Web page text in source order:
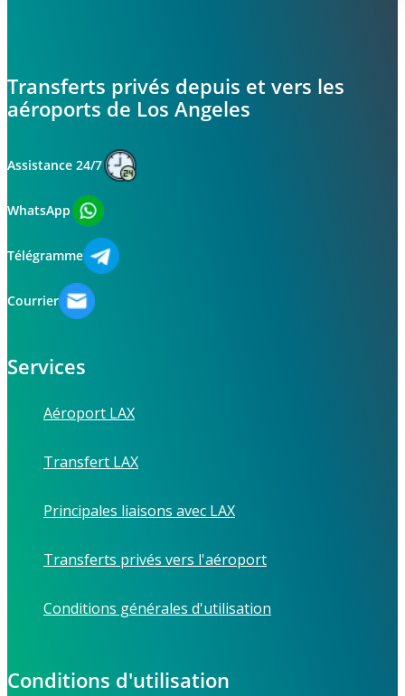
Transferts privés depuis et vers les
aéroports de Los Angeles
Assistance 24/7
WhatsApp
Télégramme
Courrier
Services
Aéroport LAX
Transfert LAX
Principales liaisons avec LAX
Transferts privés vers l'aéroport
Conditions générales d'utilisation
Conditions d'utilisation